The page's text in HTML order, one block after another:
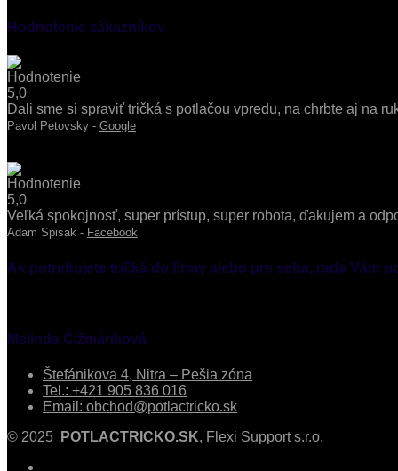
Hodnotenie zákazníkov
Dali sme si spraviť tričká s potlačou vpredu, na chrbte aj na
Pavol Petovsky - Google
Veľká spokojnosť, super prístup, super robota, ďakujem a
Adam Spisak - Facebook
Ak potrebujete tričká do firmy alebo pre seba, rada Vám
Melinda Čižmáriková
Štefánikova 4, Nitra – Pešia zóna
Tel.: +421 905 836 016
Email: obchod@potlactricko.sk
© 2025
POTLACTRICKO.SK, Flexi Support s.r.o.